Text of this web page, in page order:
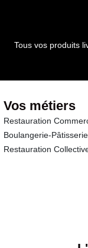
Tous vos produits
Vos métiers
Restauration
Boulangerie-Pâtisserie
Restauration